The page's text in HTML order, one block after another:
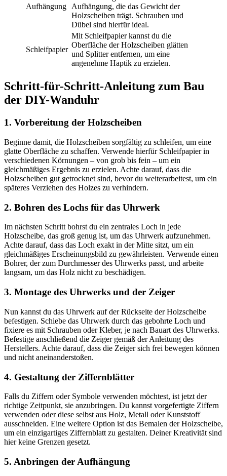
Aufhängung Aufhängung, die das Gewicht der
Holzscheiben trägt. Schrauben und
Dübel sind hierfür ideal.
Schleifpapier
Mit Schleifpapier kannst du die
Oberfläche der Holzscheiben glätten
und Splitter entfernen, um eine
angenehme Haptik zu erzielen.
Schritt-für-Schritt-Anleitung zum Bau
der DIY-Wanduhr
1. Vorbereitung der Holzscheiben
Beginne damit, die Holzscheiben sorgfältig zu schleifen, um eine
glatte Oberfläche zu schaffen. Verwende hierfür Schleifpapier in
verschiedenen Körnungen – von grob bis fein – um ein
gleichmäßiges Ergebnis zu erzielen. Achte darauf, dass die
Holzscheiben gut getrocknet sind, bevor du weiterarbeitest, um ein
späteres Verziehen des Holzes zu verhindern.
2. Bohren des Lochs für das Uhrwerk
Im nächsten Schritt bohrst du ein zentrales Loch in jede
Holzscheibe, das groß genug ist, um das Uhrwerk aufzunehmen.
Achte darauf, dass das Loch exakt in der Mitte sitzt, um ein
gleichmäßiges Erscheinungsbild zu gewährleisten. Verwende einen
Bohrer, der zum Durchmesser des Uhrwerks passt, und arbeite
langsam, um das Holz nicht zu beschädigen.
3. Montage des Uhrwerks und der Zeiger
Nun kannst du das Uhrwerk auf der Rückseite der Holzscheibe
befestigen. Schiebe das Uhrwerk durch das gebohrte Loch und
fixiere es mit Schrauben oder Kleber, je nach Bauart des Uhrwerks.
Befestige anschließend die Zeiger gemäß der Anleitung des
Herstellers. Achte darauf, dass die Zeiger sich frei bewegen können
und nicht aneinanderstoßen.
4. Gestaltung der Ziffernblätter
Falls du Ziffern oder Symbole verwenden möchtest, ist jetzt der
richtige Zeitpunkt, sie anzubringen. Du kannst vorgefertigte Ziffern
verwenden oder diese selbst aus Holz, Metall oder Kunststoff
ausschneiden. Eine weitere Option ist das Bemalen der Holzscheibe,
um ein einzigartiges Ziffernblatt zu gestalten. Deiner Kreativität sind
hier keine Grenzen gesetzt.
5. Anbringen der Aufhängung